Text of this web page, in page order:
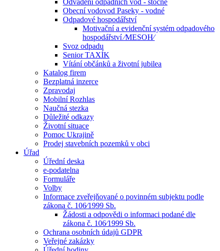
Odvádění odpadních vod - stočné
Obecní vodovod Paseky - vodné
Odpadové hospodářství
Motivační a evidenční systém odpadového
hospodářství ⁄MESOH⁄
Svoz odpadu
Senior TAXÍK
Vítání občánků a životní jubilea
Katalog firem
Bezplatná inzerce
Zpravodaj
Mobilní Rozhlas
Naučná stezka
Důležité odkazy
Životní situace
Pomoc Ukrajině
Prodej stavebních pozemků v obci
Úřad
Úřední deska
e-podatelna
Formuláře
Volby
Informace zveřejňované o povinném subjektu podle
zákona č. 106⁄1999 Sb.
Žádosti a odpovědi o informaci podané dle
zákona č. 106⁄1999 Sb.
Ochrana osobních údajů GDPR
Veřejné zakázky